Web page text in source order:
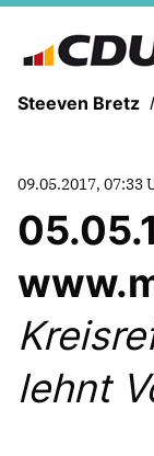
Steeven Bretz
09.05.2017, 07:33
lehnt